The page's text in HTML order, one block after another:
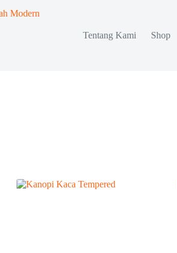
Tentang Kami
Shop